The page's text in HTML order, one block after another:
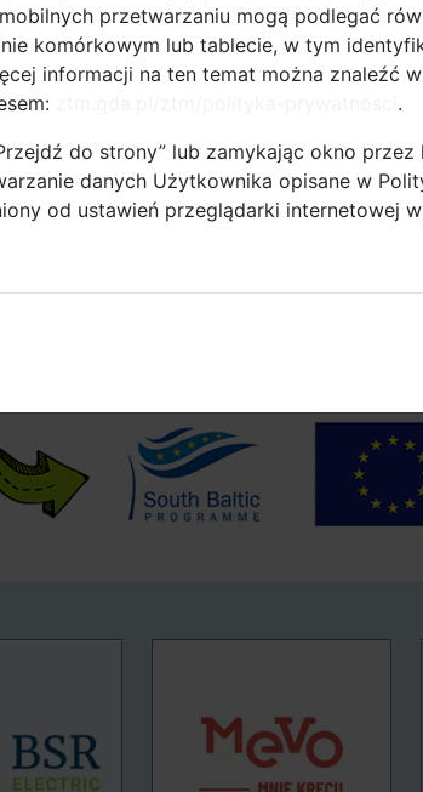
edycji Kongresu wymienić należy
do standardów mobilności,
perspektywy wykorzystania
transportu w latach 2014 - 2020.
- wystawa sprzętu sprzyjającego różnym
BIKE Festiwal będzie można wypróbować
przygotowanym torze.
wypełnienie
przetwarzaniu mogą podlegać
komórkowym lub tablecie, w tym
informacji na ten temat można znaleźć
.
do strony” lub zamykając okno przez
danych Użytkownika opisane w
od ustawień przeglądarki internetowej